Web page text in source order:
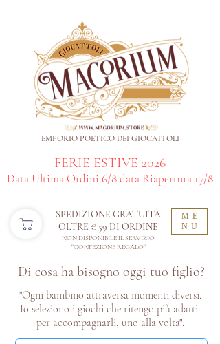
ME
NU
Di cosa ha bisogno oggi tuo figlio?
SPEDIZIONE GRATUITA
OLTRE € 59 DI ORDINE​
NON DISPONIBILE IL SERVIZIO
"CONFEZIONE REGALO"
"Ogni bambino attraversa momenti diversi.
Io seleziono i giochi che ritengo più adatti
per accompagnarli, uno alla volta".
EMPORIO POETICO DEI GIOCATTOLI
FERIE ESTIVE 2026
Data Ultima Ordini 6/8 data Riapertura 17/8